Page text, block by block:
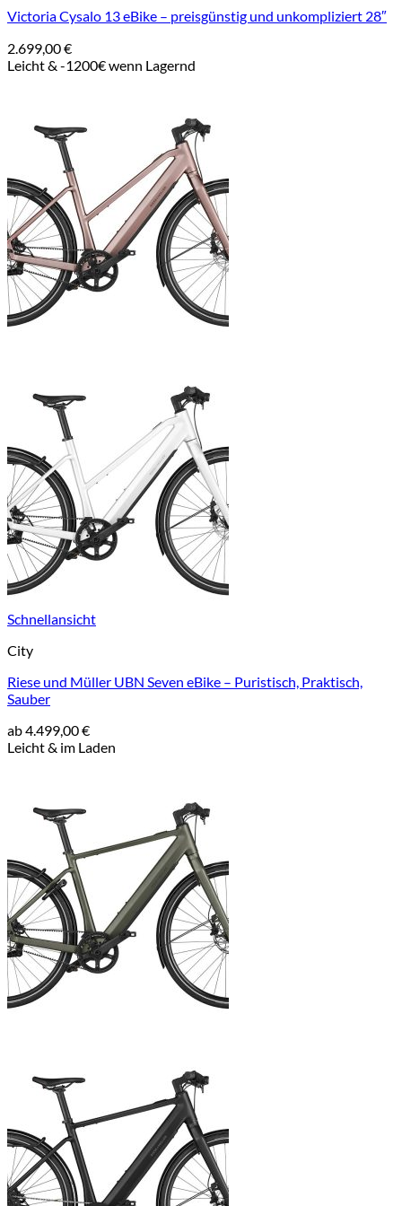
Victoria Cysalo 13 eBike – preisgünstig und unkompliziert 28″
2.699,00€
Leicht & -1200€ wenn Lagernd
Schnellansicht
City
Riese und Müller UBN Seven eBike – Puristisch, Praktisch,
Sauber
ab4.499,00€
Leicht & im Laden